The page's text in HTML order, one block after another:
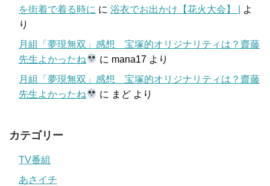
を街着で着る時に に 浴衣でお出かけ【花火大会】 |
よ
り
月組「夢現無双」感想 宝塚的オリジナリティは？齋藤
先生よかったね
に mana17 より
月組「夢現無双」感想 宝塚的オリジナリティは？齋藤
先生よかったね
に まど より
カテゴリー
TV番組
あさイチ